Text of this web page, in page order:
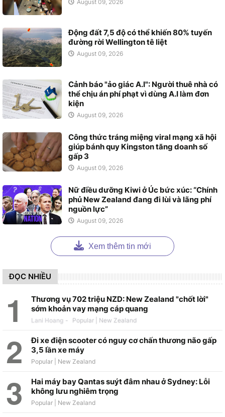
August 09, 2026
Động đất 7,5 độ có thể khiến 80% tuyến
đường rời Wellington tê liệt
August 09, 2026
Cảnh báo "ảo giác A.I": Người thuê nhà có
thể chịu án phí phạt vì dùng A.I làm đơn
kiện
August 09, 2026
Công thức tráng miệng viral mạng xã hội
giúp bánh quy Kingston tăng doanh số
gấp 3
August 09, 2026
Nữ điều dưỡng Kiwi ở Úc bức xúc: “Chính
phủ New Zealand đang đi lùi và lãng phí
nguồn lực”
August 09, 2026
Xem thêm tin mới
ĐỌC NHIỀU
Thương vụ 702 triệu NZD: New Zealand "chốt lời"
sớm khoản vay mạng cáp quang
Lani Hoang -
Đi xe điện scooter có nguy cơ chấn thương não gấp
3,5 lần xe máy
Hai máy bay Qantas suýt đâm nhau ở Sydney: Lỗi
không lưu nghiêm trọng